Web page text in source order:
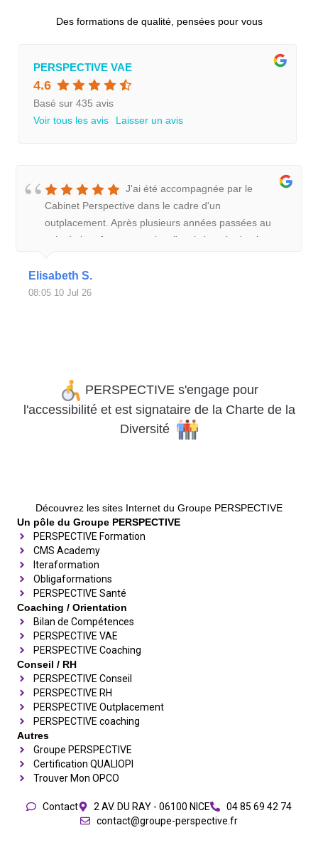
Des formations de qualité, pensées pour vous
PERSPECTIVE VAE
4.6
Basé sur 435 avis
Voir tous les avis
Laisser un avis
J'ai été accompagnée par le
Cabinet Perspective dans le cadre d'un
outplacement. Après plusieurs années passées au
sein de la même entreprise, j'avais besoin de
plus
Elisabeth S.
08:05 10 Jul 26
PERSPECTIVE s'engage pour
l'accessibilitéet est signataire de la Charte de la
Diversité
Découvrez les sites Internet du Groupe PERSPECTIVE
Un pôle du Groupe PERSPECTIVE
PERSPECTIVE Formation
CMS Academy
Iteraformation
Obligaformations
PERSPECTIVE Santé
Coaching / Orientation
Bilan de Compétences
PERSPECTIVE VAE
PERSPECTIVE Coaching
Conseil / RH
PERSPECTIVE Conseil
PERSPECTIVE RH
PERSPECTIVE Outplacement
PERSPECTIVE coaching
Autres
Groupe PERSPECTIVE
Certification QUALIOPI
Trouver Mon OPCO
Contact 2 AV. DU RAY - 06100 NICE
04 85 69 42 74⁩
contact@groupe-perspective.fr